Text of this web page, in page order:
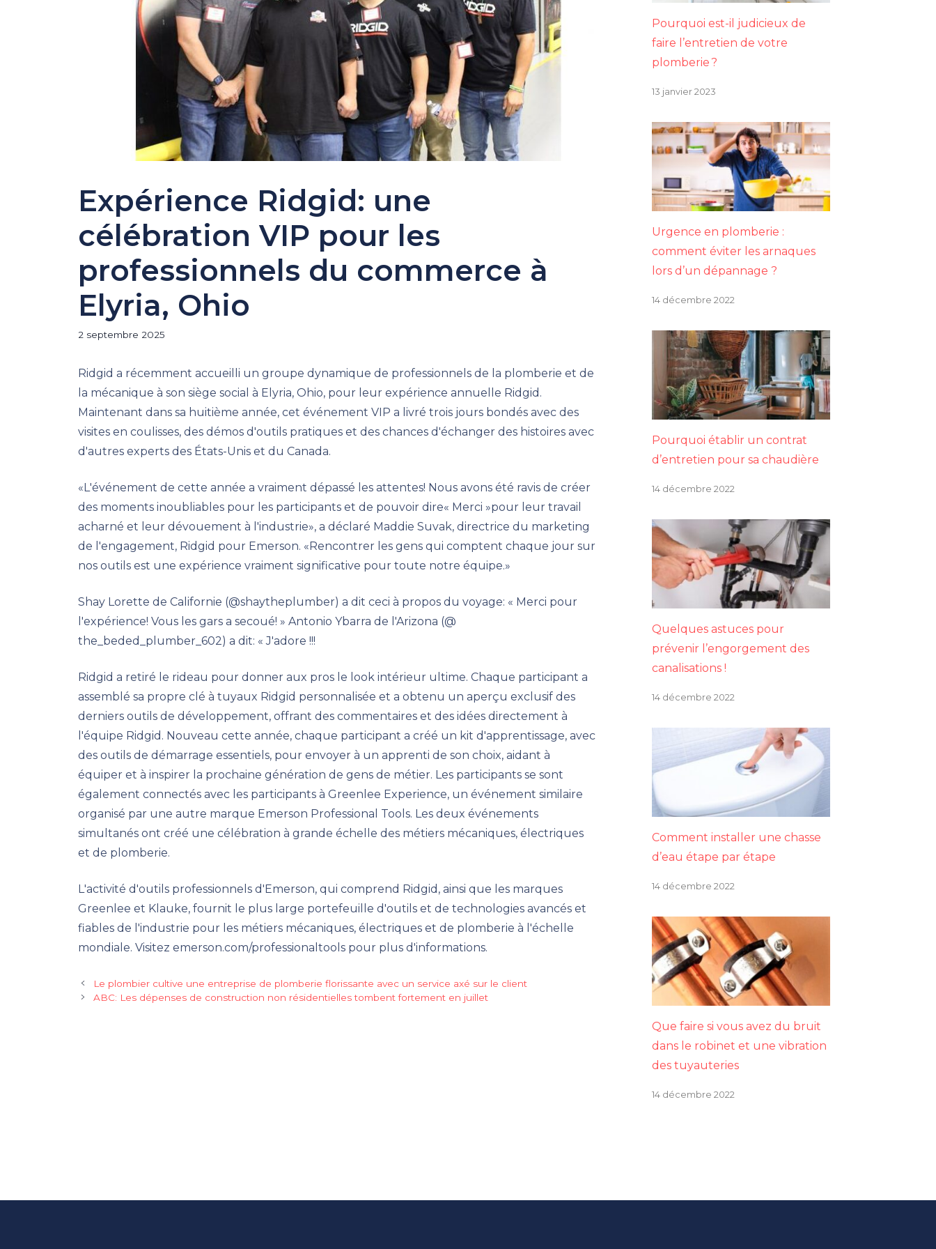
Expérience Ridgid: une
célébration VIP pour les
professionnels du commerce à
Elyria, Ohio
2 septembre 2025
Ridgid a récemment accueilli un groupe dynamique de professionnels de la plomberie et de
la mécanique à son siège social à Elyria, Ohio, pour leur expérience annuelle Ridgid.
Maintenant dans sa huitième année, cet événement VIP a livré trois jours bondés avec des
visites en coulisses, des démos d'outils pratiques et des chances d'échanger des histoires avec
d'autres experts des États-Unis et du Canada.
«L'événement de cette année a vraiment dépassé les attentes! Nous avons été ravis de créer
des moments inoubliables pour les participants et de pouvoir dire« Merci »pour leur travail
acharné et leur dévouement à l'industrie», a déclaré Maddie Suvak, directrice du marketing
de l'engagement, Ridgid pour Emerson. «Rencontrer les gens qui comptent chaque jour sur
nos outils est une expérience vraiment significative pour toute notre équipe.»
Shay Lorette de Californie (@shaytheplumber) a dit ceci à propos du voyage: « Merci pour
l'expérience! Vous les gars a secoué! » Antonio Ybarra de l'Arizona (@
the_beded_plumber_602) a dit: « J'adore !!!
Ridgid a retiré le rideau pour donner aux pros le look intérieur ultime. Chaque participant a
assemblé sa propre clé à tuyaux Ridgid personnalisée et a obtenu un aperçu exclusif des
derniers outils de développement, offrant des commentaires et des idées directement à
l'équipe Ridgid. Nouveau cette année, chaque participant a créé un kit d'apprentissage, avec
des outils de démarrage essentiels, pour envoyer à un apprenti de son choix, aidant à
équiper et à inspirer la prochaine génération de gens de métier. Les participants se sont
également connectés avec les participants à Greenlee Experience, un événement similaire
organisé par une autre marque Emerson Professional Tools. Les deux événements
simultanés ont créé une célébration à grande échelle des métiers mécaniques, électriques
et de plomberie.
L'activité d'outils professionnels d'Emerson, qui comprend Ridgid, ainsi que les marques
Greenlee et Klauke, fournit le plus large portefeuille d'outils et de technologies avancés et
fiables de l'industrie pour les métiers mécaniques, électriques et de plomberie à l'échelle
mondiale. Visitez emerson.com/professionaltools pour plus d'informations.
Le plombier cultive une entreprise de plomberie florissante avec un service axé sur le client
ABC: Les dépenses de construction non résidentielles tombent fortement en juillet
Pourquoi est-il judicieux de
faire l’entretien de votre
plomberie ?
13 janvier 2023
Urgence en plomberie :
comment éviter les arnaques
lors d’un dépannage ?
14 décembre 2022
Pourquoi établir un contrat
d’entretien pour sa chaudière
14 décembre 2022
Quelques astuces pour
prévenir l’engorgement des
canalisations !
14 décembre 2022
Comment installer une chasse
d’eau étape par étape
14 décembre 2022
Que faire si vous avez du bruit
dans le robinet et une vibration
des tuyauteries
14 décembre 2022